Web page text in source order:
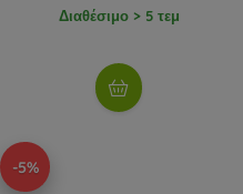
Διαθέσιμο > 5 τεμ
-5%